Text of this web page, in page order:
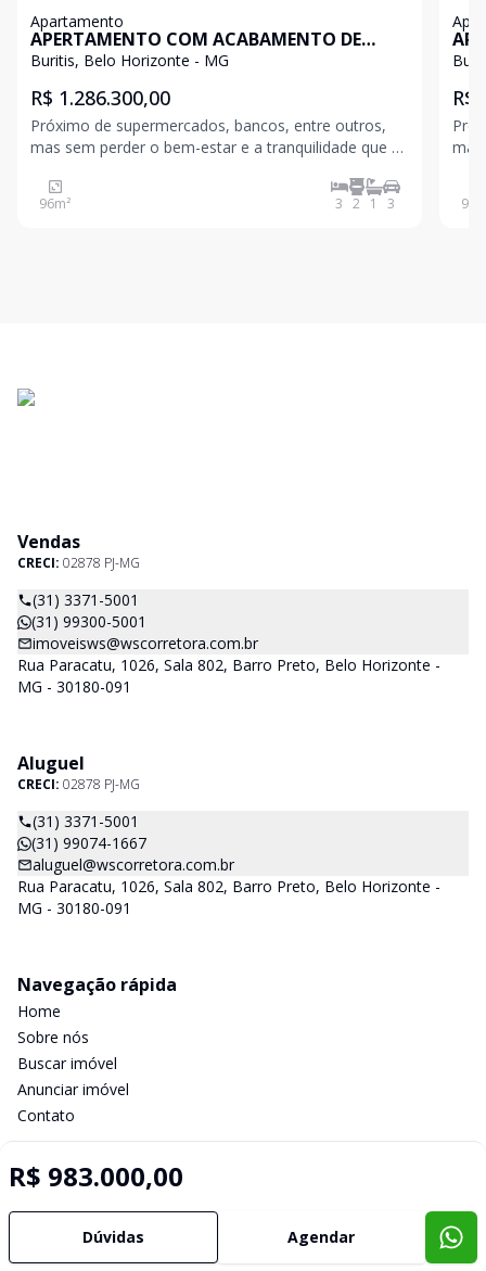
Apartamento
APERTAMENTO COM ACABAMENTO DE
ALTO PADRÃO
Buritis, Belo Horizonte - MG
R$ 1.286.300,00
Próximo de supermercados, bancos, entre outros,
mas sem perder o bem-estar e a tranquilidade que o
maior área verde de BH, o Parque Aggeo Pio
Sobrinho. A proximidade dos bairros mais nobres da
96m² 3 2 1 3
R$
94
R$ 983.000,00
Dúvidas Agendar
Vendas
CRECI: 02878 PJ-MG
(31) 3371-5001
(31) 99300-5001
imoveisws@wscorretora.com.br
Rua Paracatu, 1026, Sala 802, Barro Preto, Belo Horizonte -
MG - 30180-091
Aluguel
CRECI: 02878 PJ-MG
(31) 3371-5001
(31) 99074-1667
aluguel@wscorretora.com.br
Rua Paracatu, 1026, Sala 802, Barro Preto, Belo Horizonte -
MG - 30180-091
Navegação rápida
Home
Sobre nós
Buscar imóvel
Anunciar imóvel
Contato
Selo de Tecnologia Loft